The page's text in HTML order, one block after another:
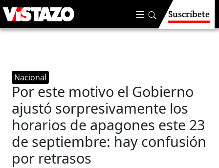
Suscríbete
Nacional
Por este motivo el Gobierno
ajustó sorpresivamente los
horarios de apagones este 23
de septiembre: hay confusión
por retrasos